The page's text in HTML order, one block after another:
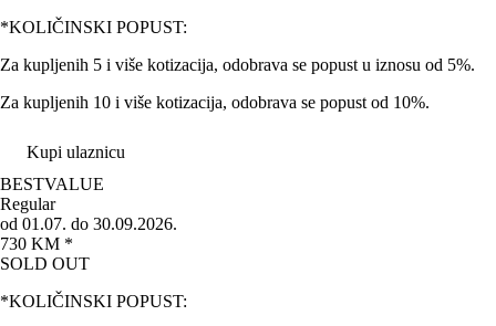
*KOLIČINSKI POPUST:
Za kupljenih 5 i više kotizacija, odobrava se popust u iznosu od 5%.
Za kupljenih 10 i više kotizacija, odobrava se popust od 10%.
Kupi ulaznicu
BESTVALUE
Regular
od 01.07. do 30.09.2026.
730 KM *
SOLD OUT
*KOLIČINSKI POPUST: